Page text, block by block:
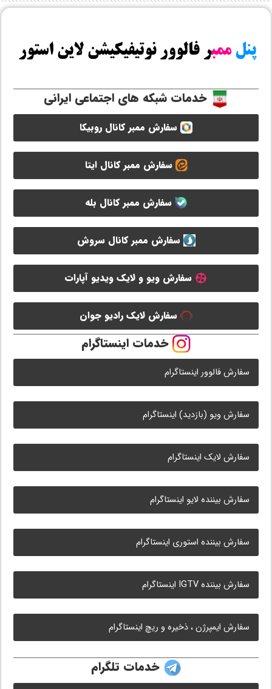
خدمات شبکه های اجتماعی ایرانی
سفارش ممبر کانال روبیکا
سفارش ممبر کانال ایتا
سفارش ممبر کانال بله
سفارش ممبر کانال سروش
سفارش ویو و لایک ویدیو آپارات
سفارش لایک رادیو جوان
خدمات اینستاگرام
سفارش فالوور اینستاگرام
سفارش ویو (بازدید) اینستاگرام
سفارش لایک اینستاگرام
سفارش بیننده لایو اینستاگرام
سفارش بیننده استوری اینستاگرام
سفارش بیننده IGTV اینستاگرام
سفارش ایمپرژن ، ذخیره و ریچ اینستاگرام
خدمات تلگرام